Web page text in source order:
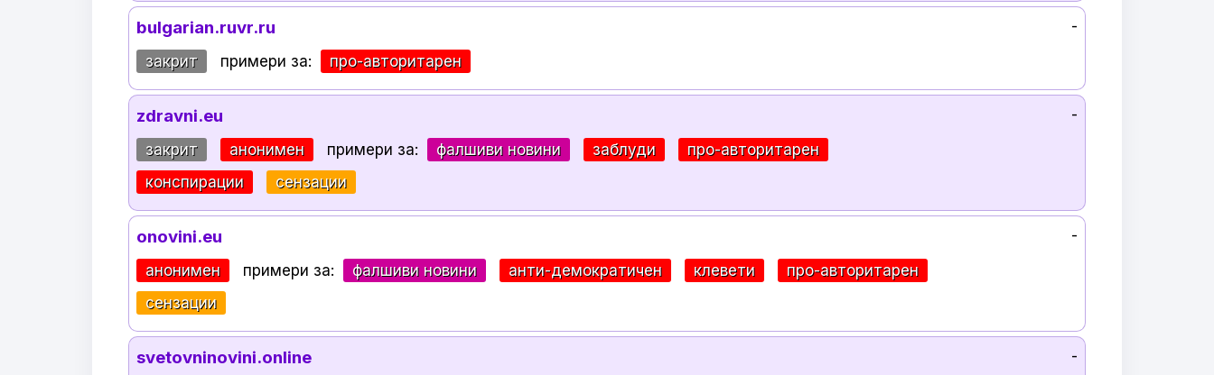
bulgarian.ruvr.ru
закрит примери за: про-авторитарен
-
zdravni.eu
закрит анонимен примери за: фалшиви новини заблуди
про-авторитарен
конспирации
сензации
-
onovini.eu
анонимен примери за: фалшиви новини анти-демократичен клевети
про-авторитарен
сензации
-
svetovninovini.online -